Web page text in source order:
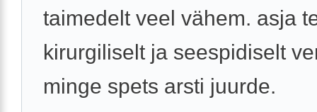
taimedelt veel vähem. asja
kirurgiliselt ja seespidiselt
minge spets arsti juurde.